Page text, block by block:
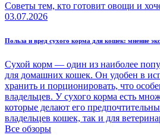
Советы тем, кто готовит овощи и
03.07.2026
Польза и вред сухого корма для кошек: мнение
Сухой корм — один из наиболее
для домашних кошек. Он удобен в
хранить и порционировать, что
владельцев. У сухого корма есть
которые делают его
владельцев кошек, так и для
Все обзоры